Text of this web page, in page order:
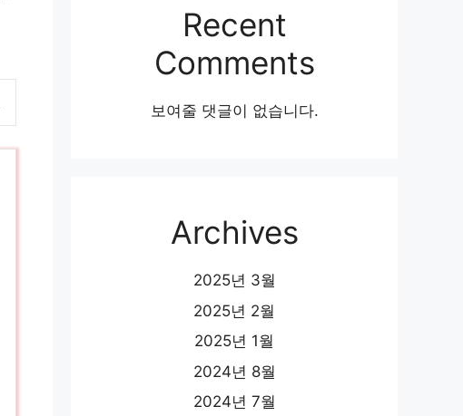
Recent
Comments
보여줄 댓글이 없습니다.
Archives
2025년 3월
2025년 2월
2025년 1월
2024년 8월
2024년 7월